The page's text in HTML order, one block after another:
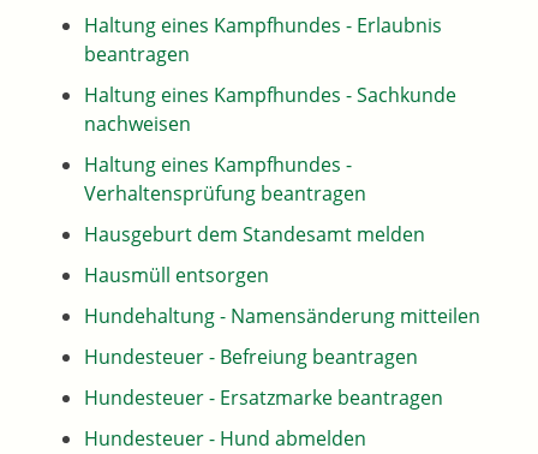
Haltung eines Kampfhundes - Erlaubnis
beantragen
Haltung eines Kampfhundes - Sachkunde
nachweisen
Haltung eines Kampfhundes -
Verhaltensprüfung beantragen
Hausgeburt dem Standesamt melden
Hausmüll entsorgen
Hundehaltung - Namensänderung mitteilen
Hundesteuer - Befreiung beantragen
Hundesteuer - Ersatzmarke beantragen
Hundesteuer - Hund abmelden